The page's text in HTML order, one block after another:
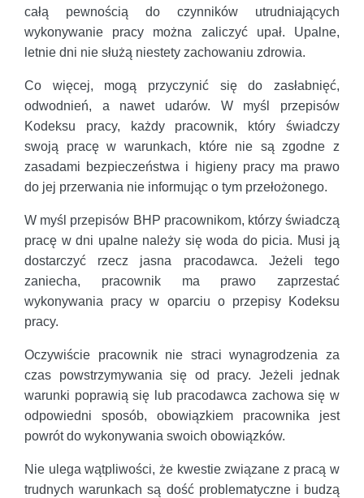
całą pewnością do czynników utrudniających
wykonywanie pracy można zaliczyć upał. Upalne,
letnie dni nie służą niestety zachowaniu zdrowia.
Co więcej, mogą przyczynić się do zasłabnięć,
odwodnień, a nawet udarów. W myśl przepisów
Kodeksu pracy, każdy pracownik, który świadczy
swoją pracę w warunkach, które nie są zgodne z
zasadami bezpieczeństwa i higieny pracy ma prawo
do jej przerwania nie informując o tym przełożonego.
W myśl przepisów BHP pracownikom, którzy świadczą
pracę w dni upalne należy się woda do picia. Musi ją
dostarczyć rzecz jasna pracodawca. Jeżeli tego
zaniecha, pracownik ma prawo zaprzestać
wykonywania pracy w oparciu o przepisy Kodeksu
pracy.
Oczywiście pracownik nie straci wynagrodzenia za
czas powstrzymywania się od pracy. Jeżeli jednak
warunki poprawią się lub pracodawca zachowa się w
odpowiedni sposób, obowiązkiem pracownika jest
powrót do wykonywania swoich obowiązków.
Nie ulega wątpliwości, że kwestie związane z pracą w
trudnych warunkach są dość problematyczne i budzą